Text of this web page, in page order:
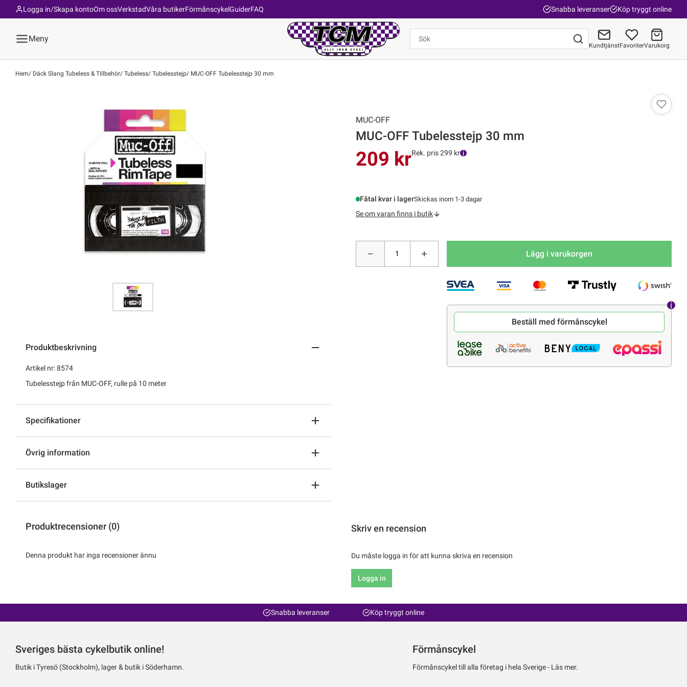
Om ossVerkstadVåra butikerFörmånscykelGuiderFAQ
Logga in/Skapa konto Snabba leveranser Köp tryggt online
Meny
KundtjänstFavoriterVarukorg
Hem Däck Slang Tubeless & Tillbehör Tubeless Tubelesstejp MUC-OFF Tubelesstejp 30 mm
Produktbeskrivning
Artikel nr: 8574
Tubelesstejp från MUC-OFF, rulle på 10 meter
Specifikationer
Övrig information
Butikslager
MUC-OFF
MUC-OFF Tubelesstejp 30 mm
209 krRek. pris 299 kr
Fåtal kvar i lagerSkickas inom 1-3 dagar
Se om varan finns i butik
Lägg i varukorgen
Beställ med förmånscykel
Produktrecensioner (0)
Denna produkt har inga recensioner ännu
Skriv en recension
Du måste logga in för att kunna skriva en recension
Logga in
Snabba leveranser Köp tryggt online
Sveriges bästa cykelbutik online!
Butik i Tyresö (Stockholm), lager & butik i Söderhamn.
Förmånscykel
Förmånscykel till alla företag i hela Sverige - Läs mer.